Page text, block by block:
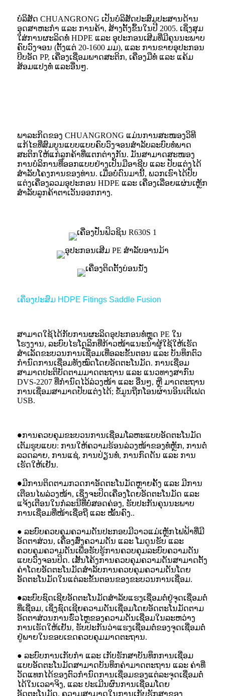
ບໍລິສັດ CHUANGRONG ເປັນບໍລິສັດປະສົມປະສານດ້ານ
ອຸດສາຫະກໍາ ແລະ ການຄ້າ, ສ້າງຕັ້ງຂຶ້ນໃນປີ 2005. ເຊິ່ງສຸມ
ໃສ່ການຜະລິດທໍ່ HDPE ແລະ ອຸປະກອນເສີມທີ່ມີຄຸນນະພາບ
ຄົບວົງຈອນ (ຕັ້ງແຕ່ 20-1600 ມມ), ແລະ ການຂາຍອຸປະກອນ
ບີບອັດ PP, ເຄື່ອງເຊື່ອມພາດສະຕິກ, ເຄື່ອງມືທໍ່ ແລະ ແຄ້ມ
ສ້ອມແປງທໍ່ ແລະອື່ນໆ.
ພາລະກິດຂອງ CHUANGRONG ແມ່ນການສະໜອງວິທີ
ແກ້ໄຂທີ່ສົມບູນແບບແບບຄົບວົງຈອນສຳລັບລະບົບທໍ່ພາດ
ສະຕິກໃຫ້ແກ່ລູກຄ້າທີ່ແຕກຕ່າງກັນ. ມັນສາມາດສະໜອງ
ການບໍລິການທີ່ອອກແບບຢ່າງເປັນມືອາຊີບ ແລະ ປັບແຕ່ງໄດ້
ສຳລັບໂຄງການຂອງທ່ານ. ເມື່ອບໍ່ດົນມານີ້, ພວກເຮົາໄດ້ປັບ
ແຕ່ງເຄື່ອງລວມອຸປະກອນ HDPE ແລະ ເຄື່ອງເລື່ອຍແຜ່ນເຫຼັກ
ສຳລັບລູກຄ້າຕາເວັນອອກກາງ.
ເຄື່ອງປະສົມ HDPE Fitings Saddle Fusion
ສາມາດໃຊ້ໄດ້ກັບການຜະລິດອຸປະກອນທໍ່ຫຼຸດ PE ໃນ
ໂຮງງານ, ລະບົບໄຮໂດຼລິກທີ່ກ້າວໜ້າແນະນຳຜູ້ໃຊ້ໃຫ້ເຮັດ
ສຳເລັດຂະບວນການເຊື່ອມເທື່ອລະຂັ້ນຕອນ ແລະ ບັນທຶກຕົວ
ກຳນົດການເຊື່ອມທັງໝົດໂດຍອັດຕະໂນມັດ. ການເຊື່ອມ
ສາມາດປະຕິບັດຕາມມາດຕະຖານ ແລະ ແນວທາງສາກົນ
DVS-2207 ທີ່ກຳນົດໄວ້ລ່ວງໜ້າ ແລະ ອື່ນໆ, ຫຼື ມາດຕະຖານ
ການເຊື່ອມສາມາດປັບແຕ່ງໄດ້; ຂໍ້ມູນຖືກໂອນຜ່ານອິນເຕີເຟດ
USB.
●ການຄວບຄຸມຂະບວນການເຊື່ອມໂລຫະແບບອັດຕະໂນມັດ
ເຕັມຮູບແບບ: ການໃຫ້ຄວາມຮ້ອນລ່ວງໜ້າຂອງທໍ່ຫຼັກ, ການຕໍ່
ລວດລາຍ, ການແຊ່, ການປ່ຽນທໍ່, ການກົດດັນ ແລະ ການ
ເຮັດໃຫ້ເຢັນ.
●ມີການຕິດຕາມກວດກາອັດຕະໂນມັດຫຼາຍຄັ້ງ ແລະ ມີການ
ເຕືອນໄພລ່ວງໜ້າ, ເຊິ່ງຈະປິດເຄື່ອງໂດຍອັດຕະໂນມັດ ແລະ
ແຈ້ງເຕືອນໃນກໍລະນີທີ່ບໍ່ສອດຄ່ອງ, ຮັບປະກັນຄຸນນະພາບ
ການເຊື່ອມທີ່ໜ້າເຊື່ອຖື ແລະ ໝັ້ນຄົງ..
● ລະບົບຄວບຄຸມຄວາມດັນປະກອບມີວາວແມ່ເຫຼັກໄຟຟ້າທີ່ມີ
ອັດຕາສ່ວນ, ເຄື່ອງສົ່ງຄວາມດັນ ແລະ ໂມດູນຮັບ ແລະ
ຄວບຄຸມຄວາມດັນເພື່ອຮັບຮູ້ການຄວບຄຸມລະບົບຄວາມດັນ
ແບບວົງຈອນປິດ. ເສັ້ນໂຄ້ງການຄວບຄຸມຄວາມດັນສາມາດຕັ້ງ
ຄ່າໂດຍອັດຕະໂນມັດສຳລັບການຄວບຄຸມຄວາມດັນໂດຍ
ອັດຕະໂນມັດໃນແຕ່ລະຂັ້ນຕອນຂອງຂະບວນການເຊື່ອມ.
●ລະບົບຊົດເຊີຍອັດຕະໂນມັດສຳລັບແຮງເຊື່ອມຕໍ່ຢູ່ຈຸດເຊື່ອມຕໍ່
ທີ່ເຊື່ອມ, ເຊິ່ງຊົດເຊີຍຄວາມດັນເຊື່ອມໂດຍອັດຕະໂນມັດຕາມ
ອັດຕາສ່ວນການຮົ່ວໄຫຼຂອງຄວາມດັນເຊື່ອມໃນລະຫວ່າງ
ການເຮັດໃຫ້ເຢັນ, ຮັບປະກັນວ່າແຮງເຊື່ອມຕໍ່ຂອງຈຸດເຊື່ອມຕໍ່
ຢູ່ພາຍໃນຂອບເຂດຄວບຄຸມມາດຕະຖານ.
● ລະບົບການເກັບກຳ ແລະ ເກັບຮັກສາບັນທຶກການເຊື່ອມ
ແບບອັດຕະໂນມັດສາມາດບັນທຶກຄ່າມາດຕະຖານ ແລະ ຄ່າທີ່
ວັດແທກໄດ້ຂອງຕົວກຳນົດການເຊື່ອມຂອງແຕ່ລະຈຸດເຊື່ອມຕໍ່
ໄດ້ໃນເວລາຈິງ, ແລະ ປະເມີນຜົນການເຊື່ອມໂດຍ
ອັດຕະໂນມັດ. ຄວາມສາມາດໃນການເກັບຮັກສາຂອງ